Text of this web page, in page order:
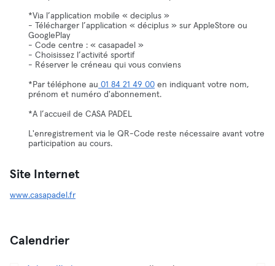
*Via l’application mobile « deciplus »
- Télécharger l’application « déciplus » sur AppleStore ou
GooglePlay
- Code centre : « casapadel »
- Choisissez l’activité sportif
- Réserver le créneau qui vous conviens
*Par téléphone au 01 84 21 49 00 en indiquant votre nom,
prénom et numéro d'abonnement.
*A l’accueil de CASA PADEL
L'enregistrement via le QR-Code reste nécessaire avant votre
participation au cours.
Site Internet
www.casapadel.fr
Calendrier